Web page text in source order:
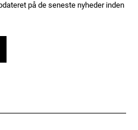
på de seneste nyheder inden